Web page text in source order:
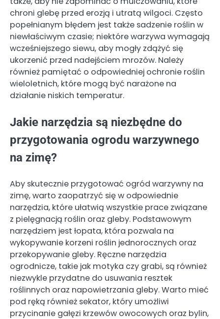
chroni glebę przed erozją i utratą wilgoci. Często
popełnianym błędem jest także sadzenie roślin w
niewłaściwym czasie; niektóre warzywa wymagają
wcześniejszego siewu, aby mogły zdążyć się
ukorzenić przed nadejściem mrozów. Należy
również pamiętać o odpowiedniej ochronie roślin
wieloletnich, które mogą być narażone na
działanie niskich temperatur.
Jakie narzędzia są niezbędne do
przygotowania ogrodu warzywnego
na zimę?
Aby skutecznie przygotować ogród warzywny na
zimę, warto zaopatrzyć się w odpowiednie
narzędzia, które ułatwią wszystkie prace związane
z pielęgnacją roślin oraz gleby. Podstawowym
narzędziem jest łopata, która pozwala na
wykopywanie korzeni roślin jednorocznych oraz
przekopywanie gleby. Ręczne narzędzia
ogrodnicze, takie jak motyka czy grabi, są również
niezwykle przydatne do usuwania resztek
roślinnych oraz napowietrzania gleby. Warto mieć
pod ręką również sekator, który umożliwi
przycinanie gałęzi krzewów owocowych oraz bylin,